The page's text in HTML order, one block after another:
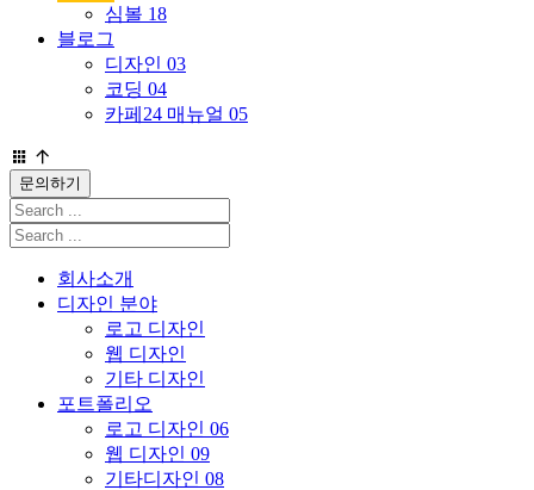
심볼 18
블로그
디자인 03
코딩 04
카페24 매뉴얼 05
문의하기
회사소개
디자인 분야
로고 디자인
웹 디자인
기타 디자인
포트폴리오
로고 디자인 06
웹 디자인 09
기타디자인 08